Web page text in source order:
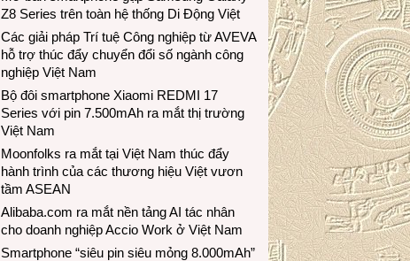
Z8 Series trên toàn hệ thống Di Động Việt
Các giải pháp Trí tuệ Công nghiệp từ AVEVA
hỗ trợ thúc đẩy chuyển đổi số ngành công
nghiệp Việt Nam
Bộ đôi smartphone Xiaomi REDMI 17
Series với pin 7.500mAh ra mắt thị trường
Việt Nam
Moonfolks ra mắt tại Việt Nam thúc đẩy
hành trình của các thương hiệu Việt vươn
tầm ASEAN
Alibaba.com ra mắt nền tảng AI tác nhân
cho doanh nghiệp Accio Work ở Việt Nam
Smartphone “siêu pin siêu mỏng 8.000mAh”